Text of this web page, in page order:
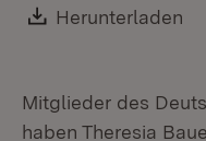
Download:
Herunterladen
Mitglieder des
haben Theresia